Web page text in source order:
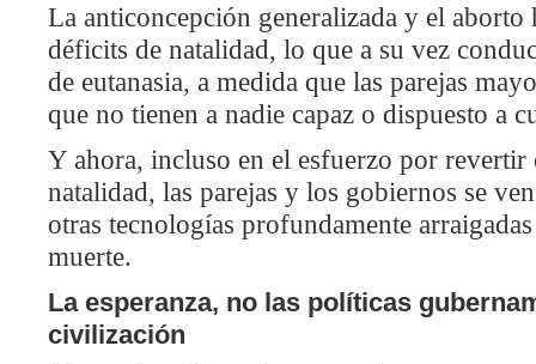
La anticoncepción generalizada y el aborto
déficits de natalidad, lo que a su vez
de eutanasia, a medida que las parejas
que no tienen a nadie capaz o dispuesto a
Y ahora, incluso en el esfuerzo por revertir
natalidad, las parejas y los gobiernos se
otras tecnologías profundamente
muerte.
La esperanza, no las políticas
civilización